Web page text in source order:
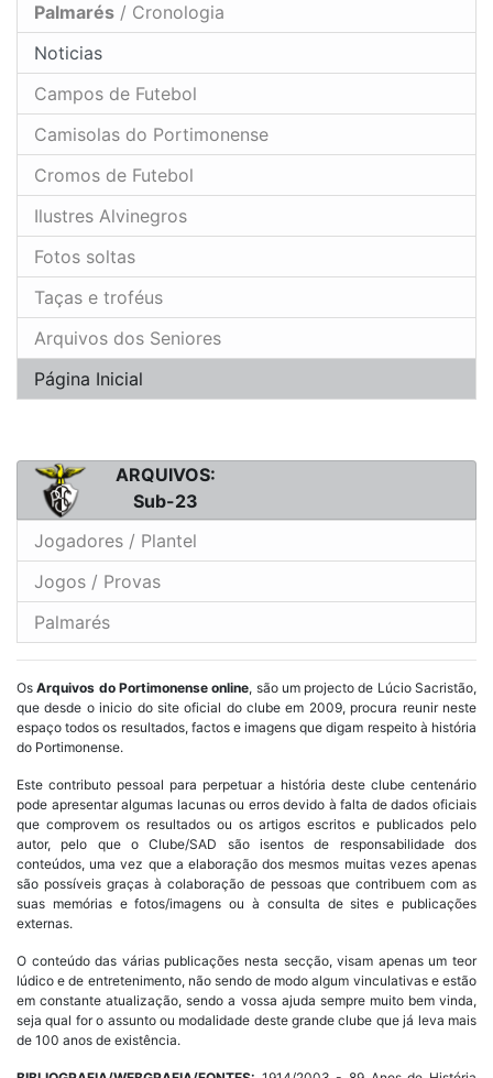
Palmarés / Cronologia
Noticias
Campos de Futebol
Camisolas do Portimonense
Cromos de Futebol
Ilustres Alvinegros
Fotos soltas
Taças e troféus
Arquivos dos Seniores
Página Inicial
ARQUIVOS:
Sub-23
Jogadores / Plantel
Jogos / Provas
Palmarés
OsArquivos do Portimonense online, são um projecto de Lúcio Sacristão,
que desde o inicio do site oficial do clube em 2009, procura reunir neste
espaço todos os resultados, factos e imagens que digam respeito à história
do Portimonense.
Este contributo pessoal para perpetuar a história deste clube centenário
pode apresentar algumas lacunas ou erros devido à falta de dados oficiais
que comprovem os resultados ou os artigos escritos e publicados pelo
autor, pelo que o Clube/SAD são isentos de responsabilidade dos
conteúdos, uma vez que a elaboração dos mesmos muitas vezes apenas
são possíveis graças à colaboração de pessoas que contribuem com as
suas memórias e fotos/imagens ou à consulta de sites e publicações
externas.
O conteúdo das várias publicações nesta secção, visam apenas um teor
lúdico e de entretenimento, não sendo de modo algum vinculativas e estão
em constante atualização, sendo a vossa ajuda sempre muito bem vinda,
seja qual for o assunto ou modalidade deste grande clube que já leva mais
de 100 anos de existência.